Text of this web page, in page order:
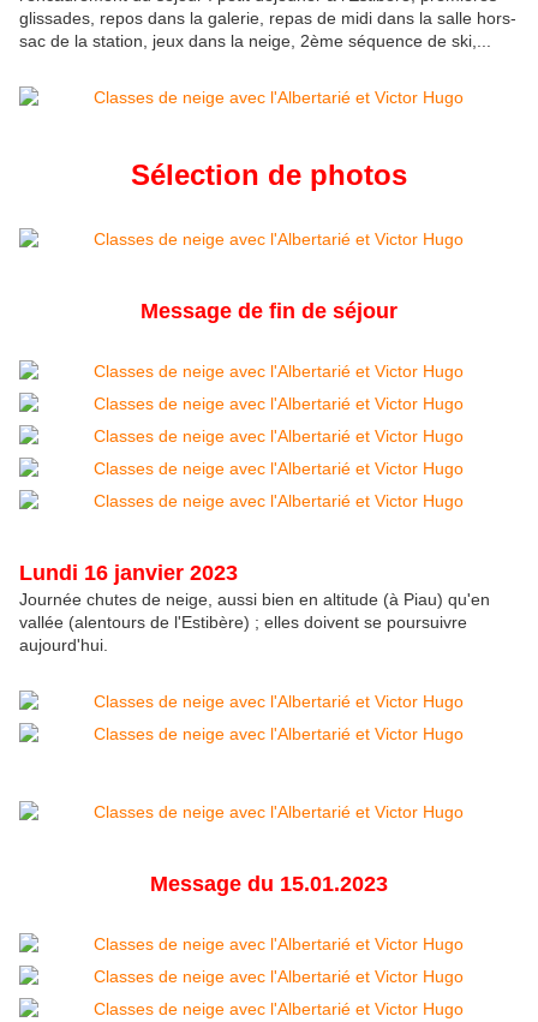
glissades, repos dans la galerie, repas de midi dans la salle hors-
sac de la station, jeux dans la neige, 2ème séquence de ski,...
Sélection de photos
Message de fin de séjour
Lundi 16 janvier 2023
Journée chutes de neige, aussi bien en altitude (à Piau) qu'en
vallée (alentours de l'Estibère) ; elles doivent se poursuivre
aujourd'hui.
Message du 15.01.2023